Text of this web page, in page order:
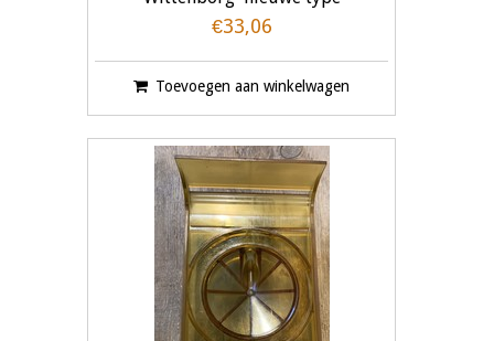
€33,06
Toevoegen aan winkelwagen